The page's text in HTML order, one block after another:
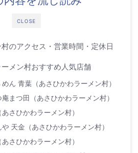
CLOSE
のアクセス・営業時間・定休日
メン村おすすめ人気店舗
ん 青葉（あさひかわラーメン村）
まつ田（あさひかわラーメン村）
さひかわラーメン村）
天金（あさひかわラーメン村）
さひかわラーメン村）